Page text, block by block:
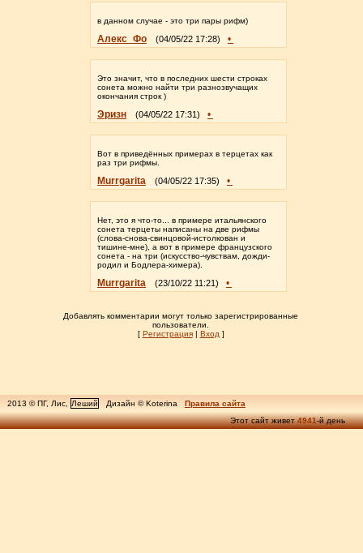
в данном случае - это три пары рифм)
Алекс_Фо (04/05/22 17:28) •
Это значит, что в последних шести строках
сонета можно найти три разнозвучащих
окончания строк )
Эризн (04/05/22 17:31) •
Вот в приведённых примерах в терцетах как
раз три рифмы.
Murrgarita (04/05/22 17:35) •
Нет, это я что-то... в примере итальянского
сонета терцеты написаны на две рифмы
(слова-снова-свинцовой-истолкован и
тишине-мне), а вот в примере французского
сонета - на три (искусство-чувствам, дожди-
родил и Бодлера-химера).
Murrgarita (23/10/22 11:21) •
Добавлять комментарии могут только зарегистрированные
пользователи.
[ Регистрация| Вход ]
2013 © ПГ, Лис, Леший Дизайн © Koterina
Правила сайта
Этот сайт живет4941-й день